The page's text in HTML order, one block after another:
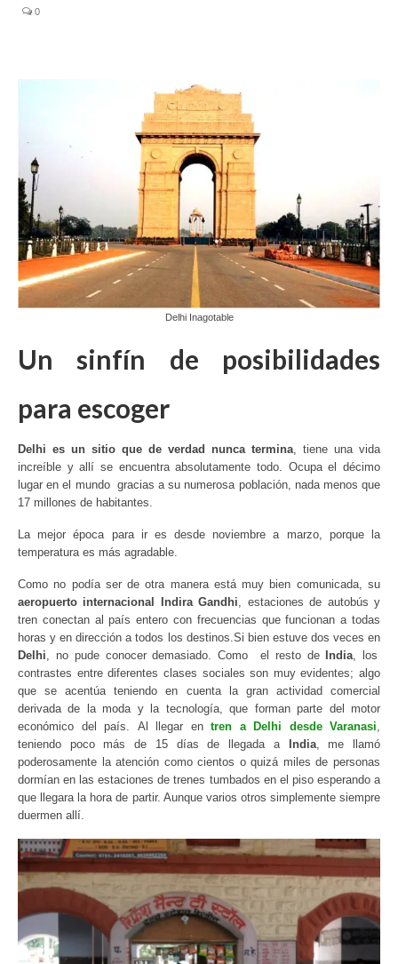
0
Delhi Inagotable
Un sinfín de posibilidades
para escoger
Delhi es un sitio que de verdad nunca termina , tiene una vida
increíble y allí se encuentra absolutamente todo. Ocupa el décimo
lugar en el mundo gracias a su numerosa población, nada menos que
17 millones de habitantes.
La mejor época para ir es desde noviembre a marzo, porque la
temperatura es más agradable.
Como no podía ser de otra manera está muy bien comunicada, su
aeropuerto internacional Indira Gandhi , estaciones de autobús y
tren conectan al país entero con frecuencias que funcionan a todas
horas y en dirección a todos los destinos.Si bien estuve dos veces en
Delhi , no pude conocer demasiado. Como el resto de India , los
contrastes entre diferentes clases sociales son muy evidentes; algo
que se acentúa teniendo en cuenta la gran actividad comercial
derivada de la moda y la tecnología, que forman parte del motor
económico del país. Al llegar en tren a Delhi desde Varanasi
teniendo poco más de 15 días de llegada a
India, me llamó
poderosamente la atención como cientos o quizá miles de personas
dormían en las estaciones de trenes tumbados en el piso esperando a
que llegara la hora de partir. Aunque varios otros simplemente siempre
duermen allí.